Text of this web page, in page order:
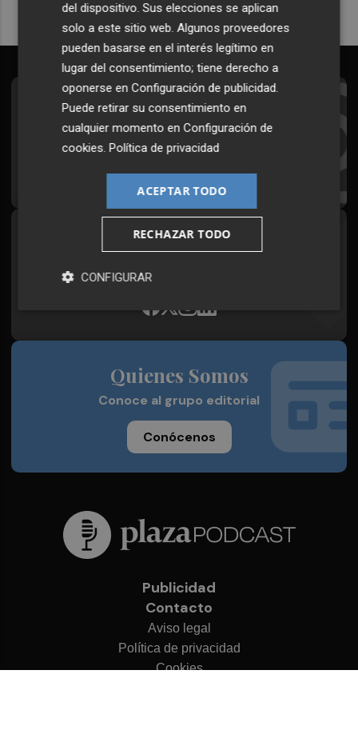
Suscríbete al Boletín
Todos los días a primera hora en tu email
¡Quiero suscribirme!
Síguenos en redes
Plaza Podcast, desde cualquier medio
Quienes Somos
Conoce al grupo editorial
Conócenos
Publicidad
Contacto
Aviso legal
Política de privacidad
Cookies
del dispositivo. Sus elecciones se aplican
solo a este sitio web. Algunos proveedores
pueden basarse en el interés legítimo en
lugar del consentimiento; tiene derecho a
oponerse enConfiguración de publicidad.
Puede retirar su consentimiento en
cualquier momento enConfiguración de
cookies.Política de privacidad
ACEPTAR TODO
RECHAZAR TODO
CONFIGURAR